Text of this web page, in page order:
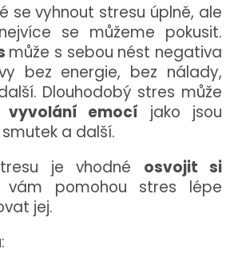
se vyhnout stresu úplně, ale
se můžeme pokusit.
může s sebou nést negativa
bez energie, bez nálady,
Dlouhodobý stres může
vyvolání emocí jako jsou
a další.
je vhodné osvojit si
pomohou stres lépe
jej.